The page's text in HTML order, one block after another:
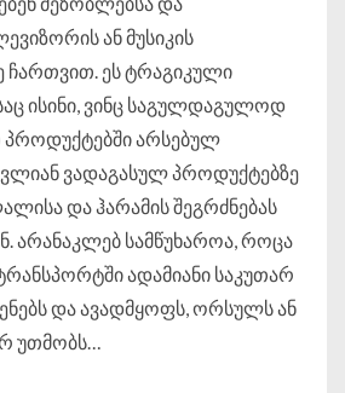
ან მუსიკის
ჩართვით. ეს ტრაგიკული
ისინი, ვინც საგულდაგულოდ
პროდუქტებში არსებულ
ვადაგასულ პროდუქტებზე
და ჰარამის შეგრძნებას
არანაკლებ სამწუხაროა, როცა
ადამიანი საკუთარ
და ავადმყოფს, ორსულს ან
უთმობს…